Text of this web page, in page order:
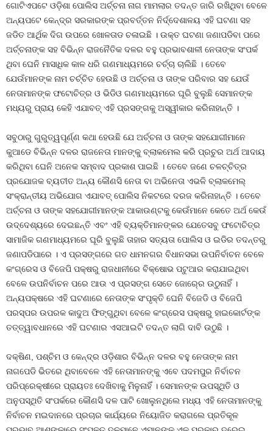
ଗୋଟିଏପଟେ ଓଡ଼ିଶା ପୋଲିସ ଅର୍ଚ୍ଚନା ନାଗ ମାମଲାର ତଦନ୍ତ ଜାରି ରଖିଥିବା ବେଳେ
ଅନ୍ୟପଟେ କେନ୍ଦ୍ର ସରକାରଙ୍କ ପ୍ରବର୍ତ୍ତନ ନିର୍ଦ୍ଦେଶାଳୟ ଏହି ଘଟଣା ସହ
ଜଡିତ ଆର୍ଥିକ ଦିଗ ଉପରେ ଖୋଳତାଡ ଚଳାଇଛି । ଉକ୍ତ ଘଟଣା ଜଣାପଡିବା ପରେ
ଅର୍ଚ୍ଚନାଙ୍କ ସହ ବିଭିନ୍ନ ରାଜନୈତିକ ଦଳର ବହୁ ପ୍ରଭାବଶାଳୀ ନେତାଙ୍କ ସଂପର୍କ
ଥିବା ଘେନି ମାସାଧିକ କାଳ ଧରି ଗଣମାଧ୍ୟମରେ ଚର୍ଚ୍ଚା ଚାଲିଛି । ତେବେ
ଯେଉଁମାନଙ୍କ ନାମ ଚର୍ଚ୍ଚିତ ହେଉଛି ଓ ଅର୍ଚ୍ଚନା ଓ ତାଙ୍କ ପରିବାର ସହ ଯେଉଁ
ନେତାମାନଙ୍କ ଫଟୋଚିତ୍ର ଓ ଭିଡିଓ ଗଣମାଧ୍ୟମରେ ଘୂରି ବୁଲୁଛି ସେମାନଙ୍କ
ମଧ୍ୟରୁ ପ୍ରାୟ କେହି ଏଯାବତ୍‍ ଏହି ପ୍ରସଙ୍ଗକୁ ଅସ୍ୱୀକାର କରିନାହାନ୍ତି ।
ସବୁଠାରୁ ଗୁରୁତ୍ୱପୂର୍ଣ୍ଣ କଥା ହେଉଛି ଯେ ଅର୍ଚ୍ଚନା ଓ ତାଙ୍କ ସହଯୋଗୀମାନେ
କୁଆଡେ ବିଭିନ୍ନ ଦଳର ରାଜନେତା ମାନଙ୍କୁ ବ୍ଲାକମେଲ କରି ପ୍ରଚୁର ଅର୍ଥ ଆଦାୟ
କରିଥିବା ଘେନି ଅନେକ ସମ୍ବାଦ ପ୍ରକାଶ ପାଇଛି । ତେବେ ଜଣେ ଚଳଚ୍ଚିତ୍ର
ପ୍ରଯୋଜକ ବ୍ୟତୀତ ଅନ୍ୟ କୌଣସି ନେତା ବା ଅଭିନେତା ଏଭଳି ବ୍ଲାକମେଲ୍‍
ସଂକ୍ରାନ୍ତୀୟ ଅଭିଯୋଗ ଏଯାବତ୍‍ ପୋଲିସ ନିକଟରେ ଦରଜ କରିନାହାନ୍ତି । ତେବେ
ଅର୍ଚ୍ଚନା ଓ ତାଙ୍କ ସହଯୋଗୀମାନଙ୍କ ଆକାଉଣ୍ଟକୁ କେଉଁମାନେ କେତେ ଅର୍ଥ କେଉଁ
ଉଦ୍ଦେଶ୍ୟରେ ଦେଇଛନ୍ତି ଏବଂ ଏହି ବ୍ୟକ୍ତିମାନଙ୍କର ଯେତେସବୁ ଫଟୋଚିତ୍ର
ସାମାଜିକ ଗଣମାଧ୍ୟମରେ ଘୂରି ବୁଲୁଛି ତାହାର ସତ୍ୟତା ପୋଲିସ ଓ ଇଡିର ତଦନ୍ତରୁ
ଜଣାପଡିପାରେ । ଏ ପ୍ରସଙ୍ଗରେ ଗତ ଧାମନଗର ବିଧାନସଭା ଉପନିର୍ବାଚନ ବେଳେ
କଂଗ୍ରେସ ଓ ବିଜେପି ପକ୍ଷରୁ ରାଜଧାନୀରେ ବିକ୍ଷୋଭ ପଟୁଆର କରାଯାଇଥିବା
ବେଳେ ଉପନିର୍ବାଚନ ପରେ ଆଉ ଏ ପ୍ରସଙ୍ଗ ସେତେ ଜୋର୍‍ରେ ଉଠୁନାହିଁ ।
ଅନ୍ୟପକ୍ଷରେ ଏହି ଘଟଣାରେ ନେତାଙ୍କ ସଂପୃକ୍ତି ଘେନି ବିଜେଡି ଓ ବିଜେପି
ପରସ୍ପର ଉପରକ କାଦୁଅ ଫିଙ୍ଗୁଥିବା ବେଳେ କଂଗ୍ରେସ ପକ୍ଷରୁ ହାଇକୋର୍ଟଙ୍କ
ତତ୍ତ୍ୱାବଧାନରେ ଏହି ଘଟଣାର ଏସଆଇଟି ତଦନ୍ତ ଲାଗି ଦାବି ଉଠୁଛି ।
ଦକ୍ଷିଣ, ପଶ୍ଚିମ ଓ କେନ୍ଦ୍ର ଓଡ଼ିଶାର ବିଭିନ୍ନ ଦଳର ବହୁ ନେତାଙ୍କ ନାମ
ନାଗପେଡି ଭିତରେ ଥିବାବେଳେ ଏହି ନେତାମାନଙ୍କୁ ଏବେ ପଦମପୁର ନିର୍ବାଚନ
ପରିପ୍ରେକ୍ଷୀରେ ପ୍ରାୟତଃ ଦେଖିବାକୁ ମିଳୁନାହିଁ । ସେମାନଙ୍କ ଉପସ୍ଥିତି ଓ
ଅନୁପସ୍ଥିତି ସଂପର୍କରେ କୌଣସି ଦଳ ପାଟି ଖୋଲୁନଥିଲେ ମଧ୍ୟ ଏହି ନେତାମାନଙ୍କୁ
ନିର୍ବାଚନ ମଇଦାନରେ ପ୍ରଚାର କାର୍ଯ୍ୟରେ ନିୟୋଜିତ କରାଗଲେ ପ୍ରତିକୂଳ